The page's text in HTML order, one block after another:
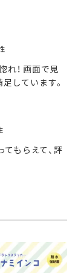
れ！ 画面で見
しています。
てもらえて、評